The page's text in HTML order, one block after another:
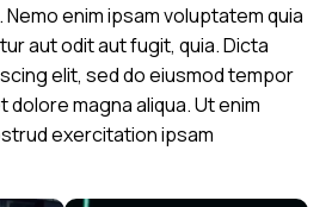
enim ipsam voluptatem quia
aut odit aut fugit, quia. Dicta
elit, sed do eiusmod tempor
magna aliqua. Ut enim
exercitation ipsam